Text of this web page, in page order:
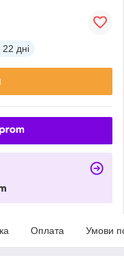
22 дні
Оплата Умови